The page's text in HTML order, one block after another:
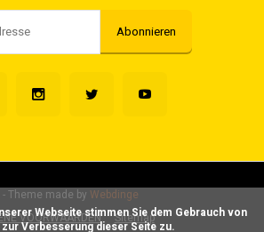
Abonnieren
VOORWAARDEN Sitemap
- Theme made by Webdinge
Verbesserung dieser Seite zu.